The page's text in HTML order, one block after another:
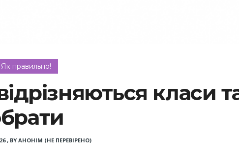
Як правильно!
класи
, BY АНОНІМ (НЕ ПЕРЕВІРЕНО)